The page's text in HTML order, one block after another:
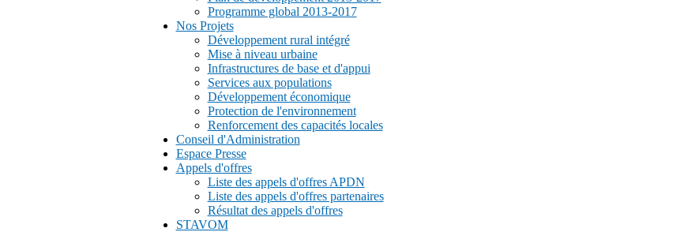
Programme global 2013-2017
Nos Projets
Développement rural intégré
Mise à niveau urbaine
Infrastructures de base et d'appui
Services aux populations
Développement économique
Protection de l'environnement
Renforcement des capacités locales
Conseil d'Administration
Espace Presse
Appels d'offres
Liste des appels d'offres APDN
Liste des appels d'offres partenaires
Résultat des appels d'offres
STAVOM